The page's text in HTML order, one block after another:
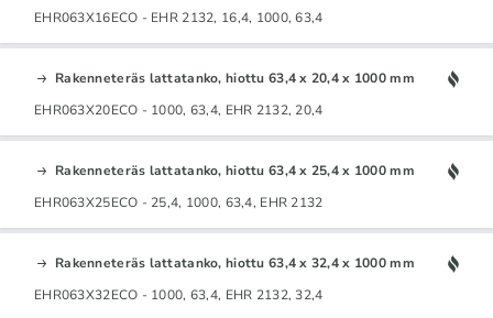
EHR063X16ECO - EHR 2132, 16,4, 1000, 63,4
Rakenneteräs lattatanko, hiottu 63,4 x 20,4 x 1000 mm
EHR063X20ECO - 1000, 63,4, EHR 2132, 20,4
Rakenneteräs lattatanko, hiottu 63,4 x 25,4 x 1000 mm
EHR063X25ECO - 25,4, 1000, 63,4, EHR 2132
Rakenneteräs lattatanko, hiottu 63,4 x 32,4 x 1000 mm
EHR063X32ECO - 1000, 63,4, EHR 2132, 32,4